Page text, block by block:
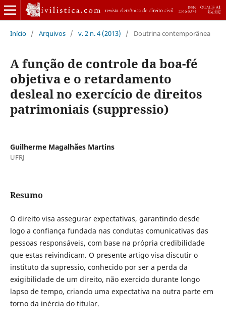
Início / Arquivos / v. 2 n. 4 (2013) / Doutrina contemporânea
A função de controle da boa-fé
objetiva e o retardamento
desleal no exercício de direitos
patrimoniais (suppressio)
Guilherme Magalhães Martins
UFRJ
Resumo
O direito visa assegurar expectativas, garantindo desde
logo a confiança fundada nas condutas comunicativas das
pessoas responsáveis, com base na própria credibilidade
que estas reivindicam. O presente artigo visa discutir o
instituto da supressio, conhecido por ser a perda da
exigibilidade de um direito, não exercido durante longo
lapso de tempo, criando uma expectativa na outra parte em
torno da inércia do titular.